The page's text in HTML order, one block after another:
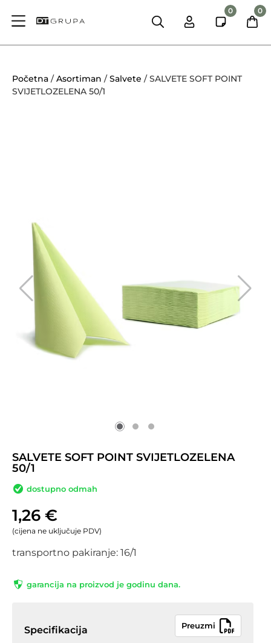
0 0
Početna /Asortiman /Salvete / SALVETE SOFT POINT
SVIJETLOZELENA 50/1
SALVETE SOFT POINT SVIJETLOZELENA
50/1
dostupno odmah
1,26 €
(cijena ne uključuje PDV)
transportno pakiranje: 16/1
garancija na proizvod je godinu dana.
Specifikacija Preuzmi